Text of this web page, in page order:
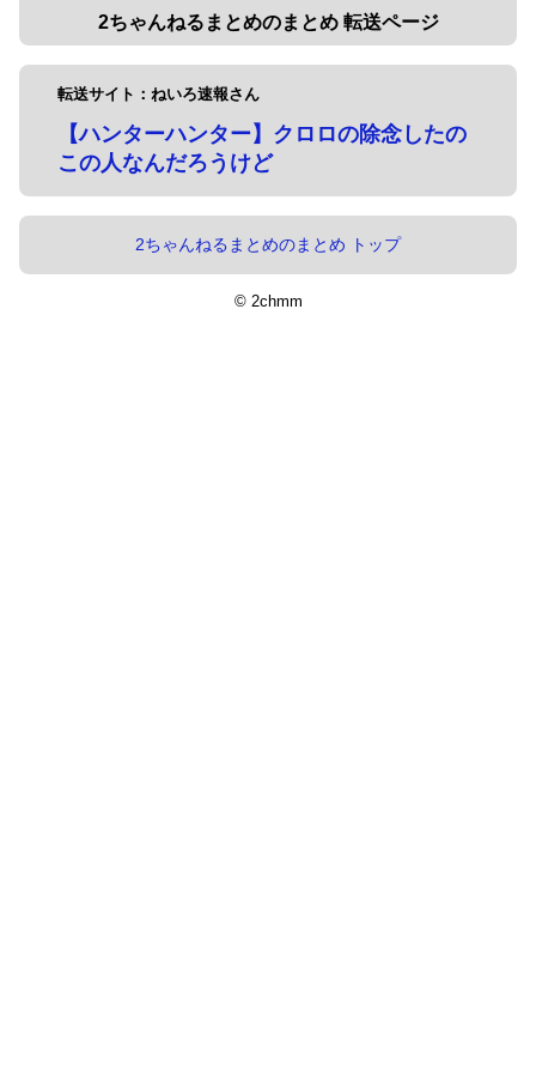
2ちゃんねるまとめのまとめ 転送ページ
転送サイト：ねいろ速報さん
【ハンターハンター】クロロの除念したの
この人なんだろうけど
2ちゃんねるまとめのまとめ トップ
© 2chmm